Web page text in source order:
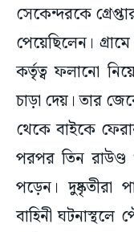
সেকেন্দরকে
পেয়েছিলেন।
কর্তৃত্ব ফলানো
চাড়া দেয়। তার
থেকে বাইকে
পরপর তিন রাউণ্ড
পড়েন। দুষ্কৃতীরা
বাহিনী